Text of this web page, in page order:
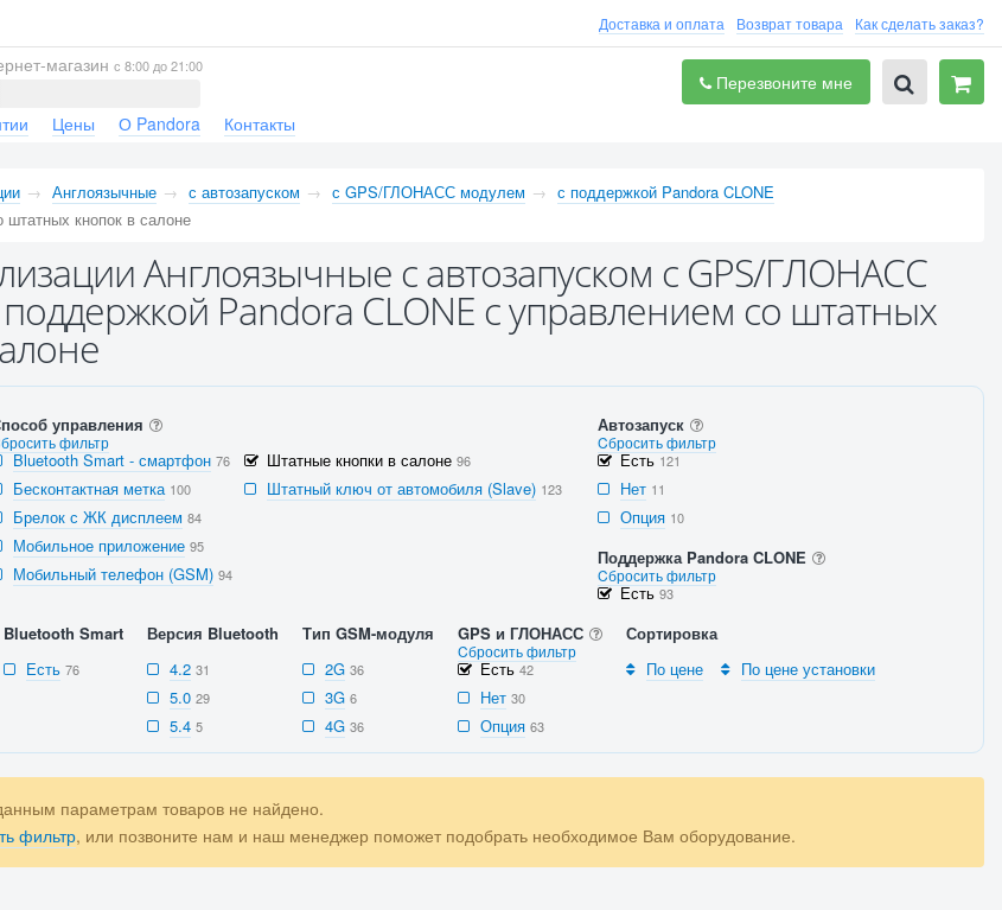
Доставка и оплата Возврат товара Как сделать заказ?
магазин с 8:00 до 21:00
Перезвоните мне
Цены О Pandora Контакты
Англоязычные с автозапуском с GPS/ГЛОНАСС модулем
с поддержкой Pandora CLONE
штатных кнопок в салоне
Англоязычные с автозапуском с GPS/ГЛОНАСС
Pandora CLONE с управлением со штатных
управления
фильтр
Bluetooth Smart - смартфон 76
Бесконтактная метка 100
Брелок с ЖК дисплеем 84
Мобильное приложение 95
Мобильный телефон (GSM) 94
Штатные кнопки в салоне 96
Штатный ключ от автомобиля (Slave) 123
Автозапуск
Cбросить фильтр
Есть121
Нет 11
Опция 10
Поддержка Pandora CLONE
Cбросить фильтр
Есть93
Bluetooth Smart
Есть 76
Версия Bluetooth
4.2 31
5.0 29
5.4 5
Тип GSM-модуля
2G 36
3G 6
4G 36
GPS и ГЛОНАСС
Cбросить фильтр
Есть42
Нет 30
Опция 63
Сортировка
По цене
По цене установки
параметрам товаров не найдено.
фильтр, или позвоните нам и наш менеджер поможет подобрать необходимое Вам оборудование.